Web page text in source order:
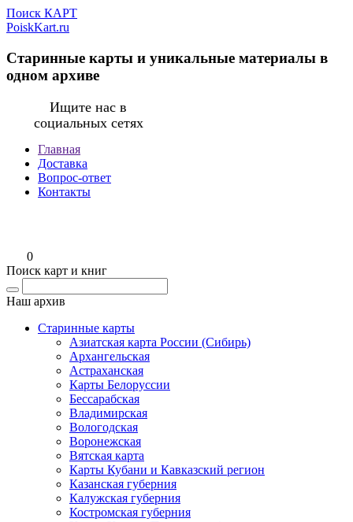
Поиск КАРТ
PoiskKart.ru
Старинные карты и уникальные материалы в
одном архиве
Ищите нас в
социальных сетях
Главная
Доставка
Вопрос-ответ
Контакты
0
Поиск карт и книг
Наш архив
Старинные карты
Азиатская карта России (Сибирь)
Архангельская
Астраханская
Карты Белоруссии
Бессарабская
Владимирская
Вологодская
Воронежская
Вятская карта
Карты Кубани и Кавказский регион
Казанская губерния
Калужская губерния
Костромская губерния